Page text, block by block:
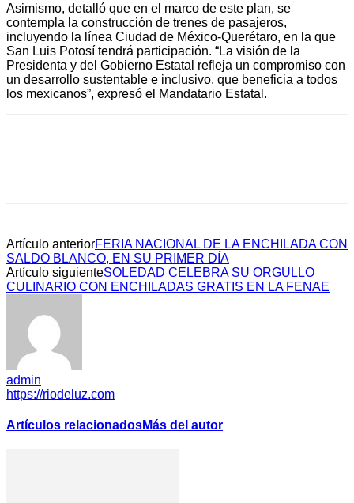
Asimismo, detalló que en el marco de este plan, se
contempla la construcción de trenes de pasajeros,
incluyendo la línea Ciudad de México-Querétaro, en la que
San Luis Potosí tendrá participación. “La visión de la
Presidenta y del Gobierno Estatal refleja un compromiso con
un desarrollo sustentable e inclusivo, que beneficia a todos
los mexicanos”, expresó el Mandatario Estatal.
Artículo anteriorFERIA NACIONAL DE LA ENCHILADA CON
SALDO BLANCO, EN SU PRIMER DÍA
Artículo siguienteSOLEDAD CELEBRA SU ORGULLO
CULINARIO CON ENCHILADAS GRATIS EN LA FENAE
admin
https://riodeluz.com
Artículos relacionadosMás del autor